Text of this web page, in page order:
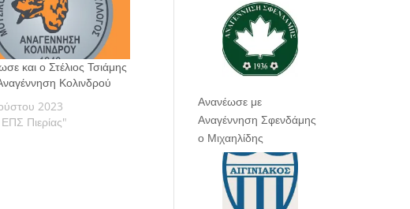
και ο Στέλιος Τσιάμης
Κολινδρού
2023
Πιερίας"
Ανανέωσε με
Αναγέννηση Σφενδάμης
ο Μιχαηλίδης